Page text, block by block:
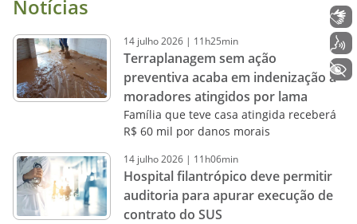
Notícias
14 julho2026 | 11h25min
Terraplanagem sem ação
preventiva acaba em indenização a
moradores atingidos por lama
Família que teve casa atingida receberá
R$ 60 mil por danos morais
14 julho2026 | 11h06min
Hospital filantrópico deve permitir
auditoria para apurar execução de
contrato do SUS
+ Acessibilidade